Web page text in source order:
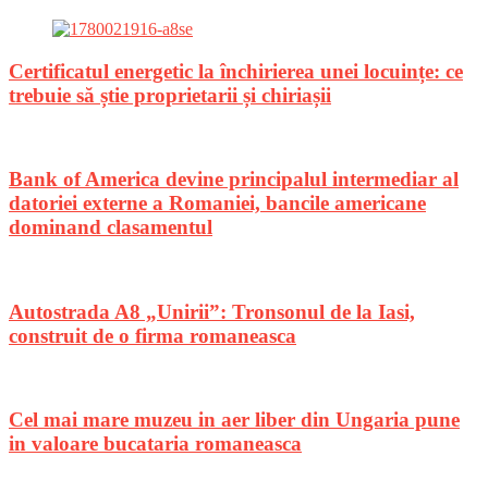
Certificatul energetic la închirierea unei locuințe: ce
trebuie să știe proprietarii și chiriașii
Bank of America devine principalul intermediar al
datoriei externe a Romaniei, bancile americane
dominand clasamentul
Autostrada A8 „Unirii”: Tronsonul de la Iasi,
construit de o firma romaneasca
Cel mai mare muzeu in aer liber din Ungaria pune
in valoare bucataria romaneasca